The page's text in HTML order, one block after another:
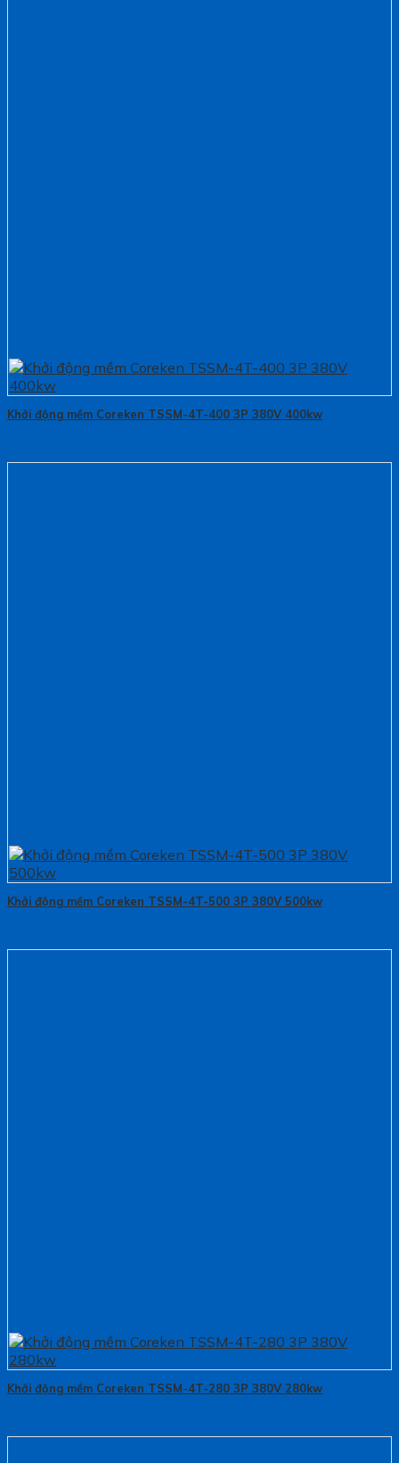
Khởi động mềm Coreken TSSM-4T-400 3P 380V 400kw
Khởi động mềm Coreken TSSM-4T-500 3P 380V 500kw
Khởi động mềm Coreken TSSM-4T-280 3P 380V 280kw